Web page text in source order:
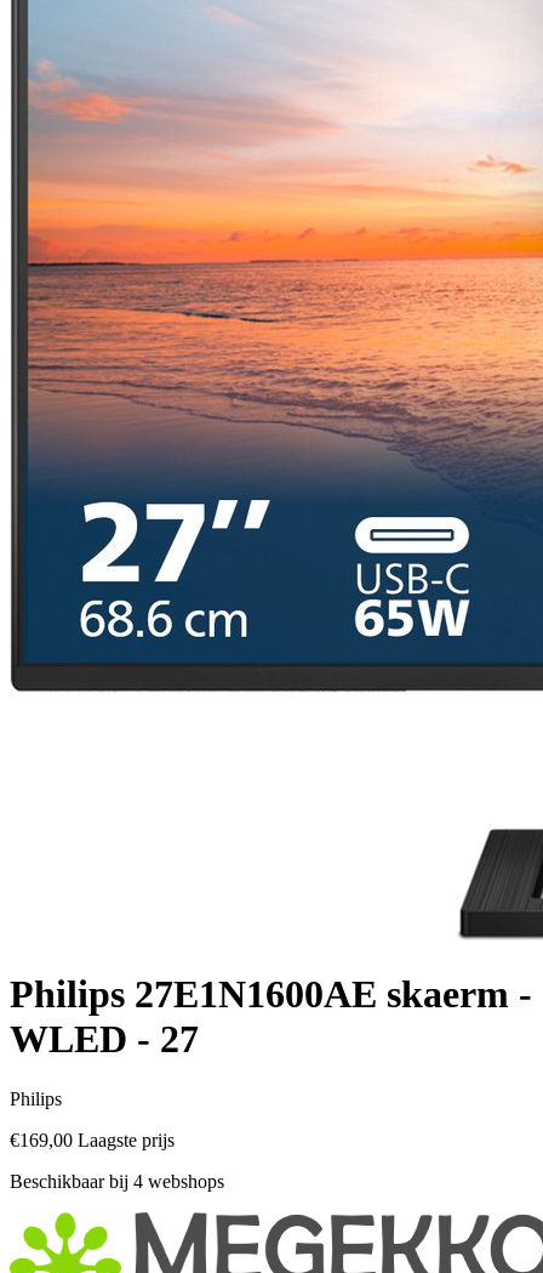
Philips 27E1N1600AE skaerm -
WLED - 27
Philips
€169,00 Laagste prijs
Beschikbaar bij 4 webshops